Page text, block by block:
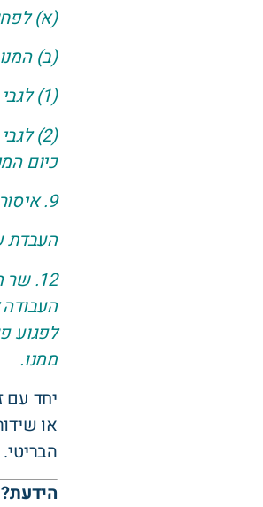
(א)
(ב)
(1) לגבי יהודי – את יום השבת;
(2)
כיום
9. איסור העבדה במנוחה השבועית
העבדת
12.
לפגוע
ממנו.
יחד עם
או
הבריטי.
הידעת?